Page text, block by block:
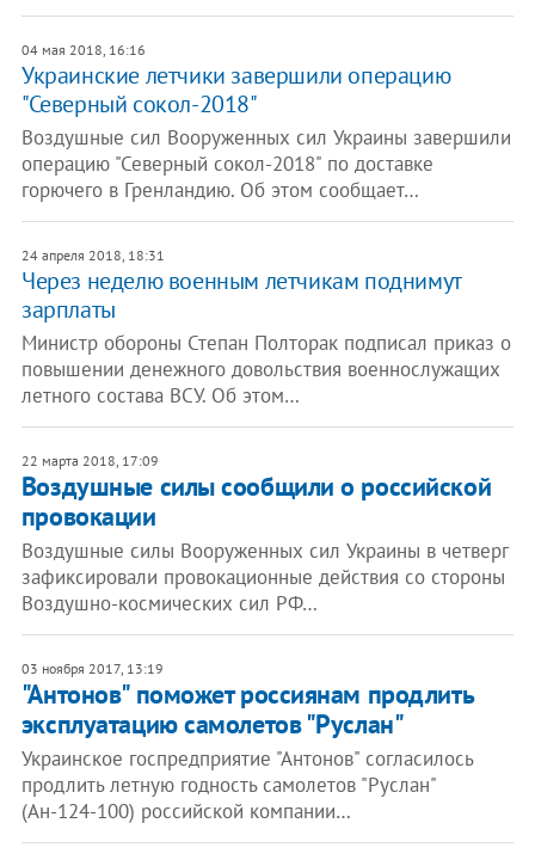
04 мая 2018, 16:16
Украинские летчики завершили операцию
"Северный сокол-2018"
Воздушные сил Вооруженных сил Украины завершили
операцию "Северный сокол-2018" по доставке
горючего в Гренландию. Об этом сообщает…
24 апреля 2018, 18:31
Через неделю военным летчикам поднимут
зарплаты
Министр обороны Степан Полторак подписал приказ о
повышении денежного довольствия военнослужащих
летного состава ВСУ. Об этом…
22 марта 2018, 17:09
Воздушные силы сообщили о российской
провокации
Воздушные силы Вооруженных сил Украины в четверг
зафиксировали провокационные действия со стороны
Воздушно-космических сил РФ…
03 ноября 2017, 13:19
"Антонов" поможет россиянам продлить
эксплуатацию самолетов "Руслан"
Украинское госпредприятие "Антонов" согласилось
продлить летную годность самолетов "Руслан"
(Ан-124-100) российской компании…